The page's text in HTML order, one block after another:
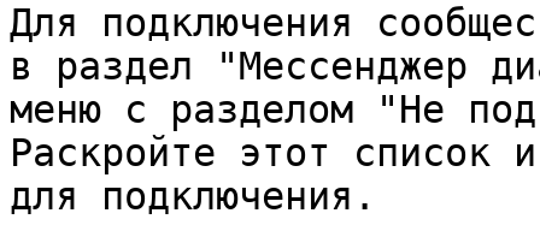
Для подключения
в раздел "Мессенджер
меню с разделом "Не
Раскройте этот список
для подключения.